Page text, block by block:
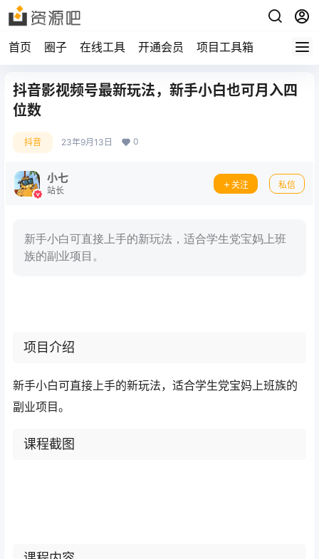
首页 圈子 在线工具 开通会员 项目工具箱
抖音影视频号最新玩法，新手小白也可月入四
位数
抖音 23年9月13日 0
小七
站长
关注 私信
新手小白可直接上手的新玩法，适合学生党宝妈上班
族的副业项目。
项目介绍
新手小白可直接上手的新玩法，适合学生党宝妈上班族的
副业项目。
课程截图